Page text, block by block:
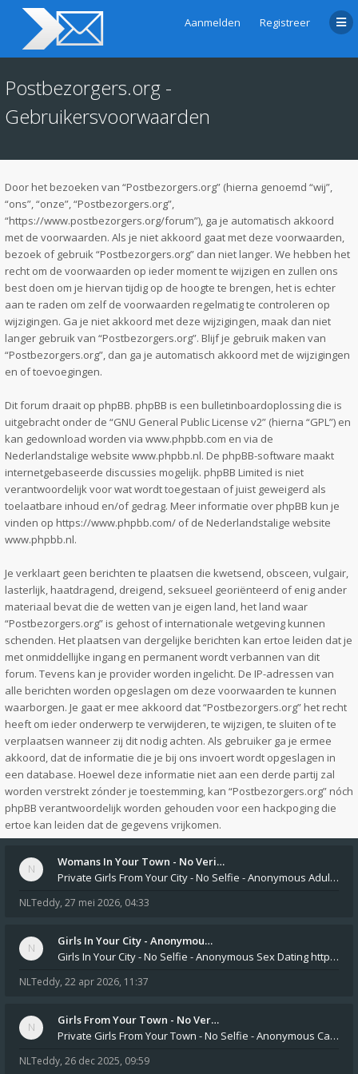
Aanmelden Registreer
Postbezorgers.org -
Gebruikersvoorwaarden
Door het bezoeken van “Postbezorgers.org” (hierna genoemd “wij”,
“ons”, “onze”, “Postbezorgers.org”,
“https://www.postbezorgers.org/forum”), ga je automatisch akkoord
met de voorwaarden. Als je niet akkoord gaat met deze voorwaarden,
bezoek of gebruik “Postbezorgers.org” dan niet langer. We hebben het
recht om de voorwaarden op ieder moment te wijzigen en zullen ons
best doen om je hiervan tijdig op de hoogte te brengen, het is echter
aan te raden om zelf de voorwaarden regelmatig te controleren op
wijzigingen. Ga je niet akkoord met deze wijzigingen, maak dan niet
langer gebruik van “Postbezorgers.org”. Blijf je gebruik maken van
“Postbezorgers.org”, dan ga je automatisch akkoord met de wijzigingen
en of toevoegingen.
Dit forum draait op phpBB. phpBB is een bulletinboardoplossing die is
uitgebracht onder de “GNU General Public License v2” (hierna “GPL”) en
kan gedownload worden via www.phpbb.com en via de
Nederlandstalige website www.phpbb.nl. De phpBB-software maakt
internetgebaseerde discussies mogelijk. phpBB Limited is niet
verantwoordelijk voor wat wordt toegestaan of juist geweigerd als
toelaatbare inhoud en/of gedrag. Meer informatie over phpBB kun je
vinden op https://www.phpbb.com/ of de Nederlandstalige website
www.phpbb.nl.
Je verklaart geen berichten te plaatsen die kwetsend, obsceen, vulgair,
lasterlijk, haatdragend, dreigend, seksueel georiënteerd of enig ander
materiaal bevat die de wetten van je eigen land, het land waar
“Postbezorgers.org” is gehost of internationale wetgeving kunnen
schenden. Het plaatsen van dergelijke berichten kan ertoe leiden dat je
met onmiddellijke ingang en permanent wordt verbannen van dit
forum. Tevens kan je provider worden ingelicht. De IP-adressen van
alle berichten worden opgeslagen om deze voorwaarden te kunnen
waarborgen. Je gaat er mee akkoord dat “Postbezorgers.org” het recht
heeft om ieder onderwerp te verwijderen, te wijzigen, te sluiten of te
verplaatsen wanneer zij dit nodig achten. Als gebruiker ga je ermee
akkoord, dat de informatie die je bij ons invoert wordt opgeslagen in
een database. Hoewel deze informatie niet aan een derde partij zal
worden verstrekt zónder je toestemming, kan “Postbezorgers.org” nóch
phpBB verantwoordelijk worden gehouden voor een hackpoging die
ertoe kan leiden dat de gegevens vrijkomen.
Womans In Your Town - No Veri…
Private Girls From Your City - No Selfie - Anonymous Adult Dating https://privatedates.live Private Girls In Your
NLTeddy, 27 mei 2026, 04:33
Girls In Your City - Anonymou…
Girls In Your City - No Selfie - Anonymous Sex Dating https://SecretPrivat.com Womens In Your Town - Anonymous S
NLTeddy, 22 apr 2026, 11:37
Girls From Your Town - No Ver…
Private Girls From Your Town - No Selfie - Anonymous Casual Dating https://PrivateLadyEscorts.com Private Lady In
NLTeddy, 26 dec 2025, 09:59